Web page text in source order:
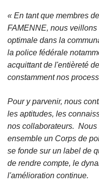
« En tant que membres
FAMENNE, nous
optimale dans la
la police fédérale
acquittant de l'entièreté
constamment nos
Pour y parvenir, nous
les aptitudes, les
nos collaborateurs.
ensemble un Corps de
se fonde sur un label de
de rendre compte, le
l'amélioration continue.